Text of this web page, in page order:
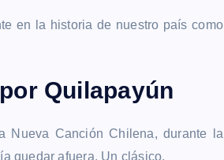
en la historia de nuestro país como
Quilapayún
Nueva Canción Chilena, durante la
quedar afuera. Un clásico.